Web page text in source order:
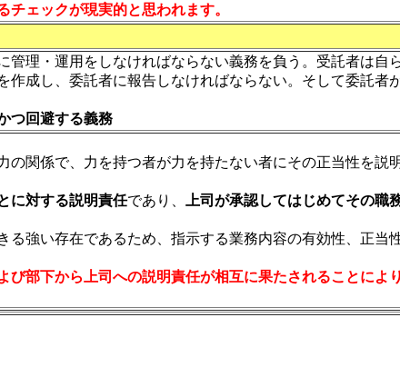
ェックが現実的と思われます。
理・運用をしなければならない義務を負う。受託者は自
成し、委託者に報告しなければならない。そして委託者
つ回避する義務
関係で、力を持つ者が力を持たない者にその正当性を説
に対する説明責任であり、 上司が承認してはじめてその職
強い存在であるため、指示する業務内容の有効性、正当
び部下から上司への説明責任が相互に果たされることによ